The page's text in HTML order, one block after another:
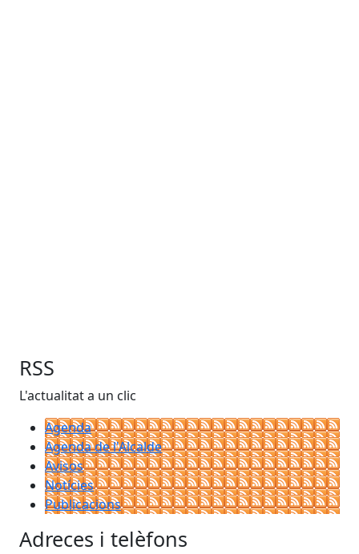
RSS
L'actualitat a un clic
Agenda
Agenda de l'Alcalde
Avisos
Notícies
Publicacions
Adreces i telèfons